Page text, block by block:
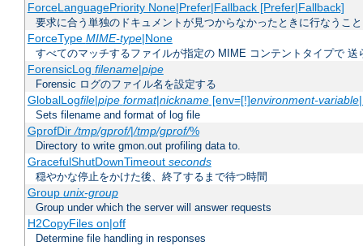
ForceLanguagePriority None|Prefer|Fallback [Prefer|Fallback]
要求に合う単独のドキュメントが見つからなかったときに行なうこ
ForceType MIME-type|None
すべてのマッチするファイルが指定の MIME コンテントタイプで 送
ForensicLog filename|pipe
Forensic ログのファイル名を設定する
GlobalLogfile|pipe format|nickname[env=[!]environment-variable
Sets filename and format of log file
GprofDir/tmp/gprof/|/tmp/gprof/%
Directory to write gmon.out profiling data to.
GracefulShutDownTimeout seconds
穏やかな停止をかけた後、終了するまで待つ時間
Group unix-group
Group under which the server will answer requests
H2CopyFiles on|off
Determine file handling in responses